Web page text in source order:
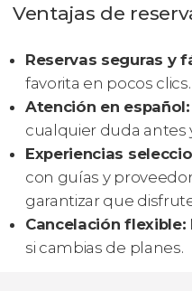
Ventajas de
Reservas seguras y
favorita en pocos clics.
Atención en español:
cualquier duda antes
Experiencias
con guías y
garantizar que
Cancelación flexible:
si cambias de planes.